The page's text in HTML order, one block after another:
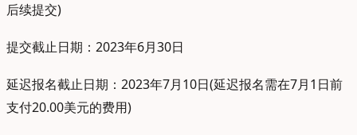
后续提交)
提交截止日期：2023年6月30日
延迟报名截止日期：2023年7月10日(延迟报名需在7月1日前
支付20.00美元的费用)